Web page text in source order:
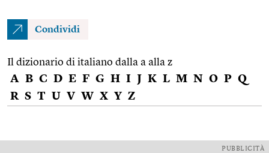
Condividi
Il dizionario di italiano dalla a alla z
A B C D E F G H I J K L M N O P Q
R S T U V W X Y Z
PUBBLICITÀ